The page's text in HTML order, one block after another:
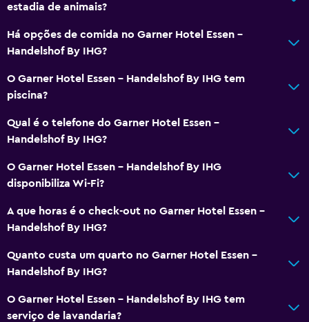
estadia de animais?
Há opções de comida no Garner Hotel Essen -
Handelshof By IHG?
O Garner Hotel Essen - Handelshof By IHG tem
piscina?
Qual é o telefone do Garner Hotel Essen -
Handelshof By IHG?
O Garner Hotel Essen - Handelshof By IHG
disponibiliza Wi-Fi?
A que horas é o check-out no Garner Hotel Essen -
Handelshof By IHG?
Quanto custa um quarto no Garner Hotel Essen -
Handelshof By IHG?
O Garner Hotel Essen - Handelshof By IHG tem
serviço de lavandaria?